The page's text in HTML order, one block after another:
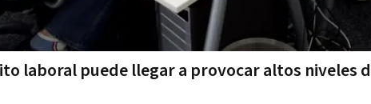
laboral puede llegar a provocar altos niveles